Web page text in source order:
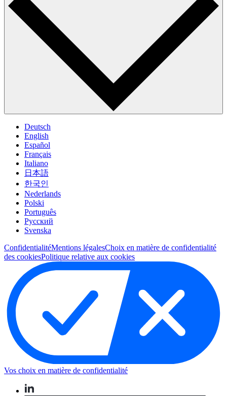
Deutsch
English
Español
Français
Italiano
日本語
한국인
Nederlands
Polski
Português
Pусский
Svenska
ConfidentialitéMentions légalesChoix en matière de confidentialité
des cookiesPolitique relative aux cookies
Vos choix en matière de confidentialité